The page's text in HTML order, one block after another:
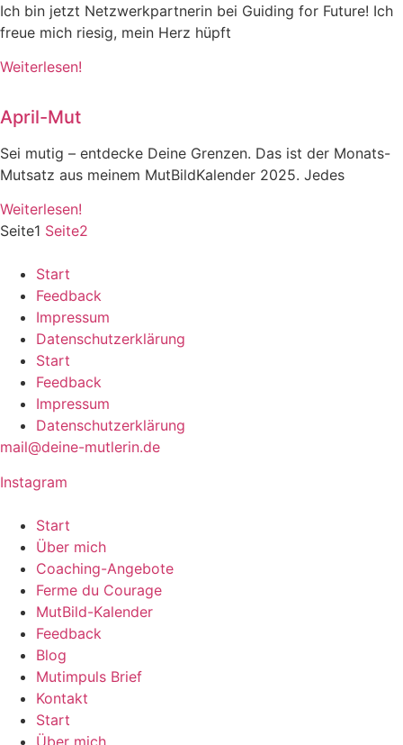
Ich bin jetzt Netzwerkpartnerin bei Guiding for Future! Ich
freue mich riesig, mein Herz hüpft
Weiterlesen!
April-Mut
Sei mutig – entdecke Deine Grenzen. Das ist der Monats-
Mutsatz aus meinem MutBildKalender 2025. Jedes
Weiterlesen!
Seite1 Seite2
Start
Feedback
Impressum
Datenschutzerklärung
Start
Feedback
Impressum
Datenschutzerklärung
mail@deine-mutlerin.de
Instagram
Start
Über mich
Coaching-Angebote
Ferme du Courage
MutBild-Kalender
Feedback
Blog
Mutimpuls Brief
Kontakt
Start
Über mich